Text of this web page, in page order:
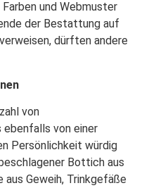
und Webmuster
der Bestattung auf
dürften andere
von
von einer
Persönlichkeit würdig
Bottich aus
aus Geweih, Trinkgefäße